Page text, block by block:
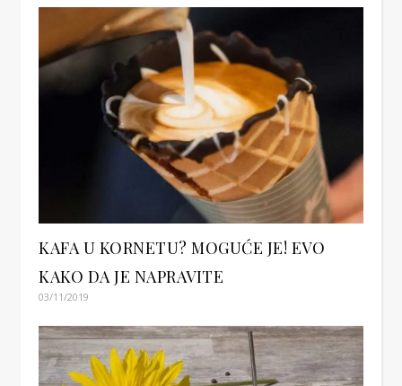
KAFA U KORNETU? MOGUĆE JE! EVO
KAKO DA JE NAPRAVITE
03/11/2019